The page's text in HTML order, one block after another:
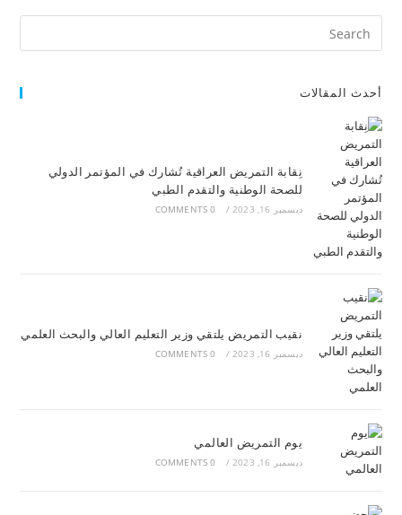
أحدث المقالات
نِقابة التمريض العراقية تُشارك في المؤتمر الدولي
للصحة الوطنية والتقدم الطبي
ديسمبر 16, 2023 /
0 COMMENTS
نقيب التمريض يلتقي وزير التعليم العالي والبحث العلمي
ديسمبر 16, 2023 /
0 COMMENTS
يوم التمريض العالمي
ديسمبر 16, 2023 /
0 COMMENTS